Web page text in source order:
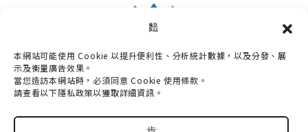
䴺
本網站可能使用 Cookie 以提升便利性、分析統計數據，以及分發、展
示及衡量廣告效果。
當您造訪本網站時，必須同意 Cookie 使用條款。
請查看以下隱私政策以獲取詳細資訊。
Taisetsu Kamui Mintara DMO
〒070-0030
北海道旭川市宮下通10丁目3番2號 Maruun Hall 3樓
電話：0166-73-6968